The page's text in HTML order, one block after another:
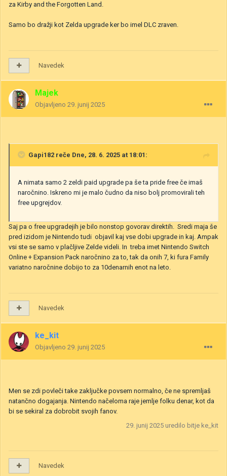
za Kirby and the Forgotten Land.
Samo bo dražji kot Zelda upgrade ker bo imel DLC zraven.
Navedek
Majek
Objavljeno 29. junij 2025
Gapi182 reče Dne, 28. 6. 2025 at 18:01:
A nimata samo 2 zeldi paid upgrade pa še ta pride free če imaš
naročnino. Iskreno mi je malo čudno da niso bolj promovirali teh
free upgrejdov.
Saj pa o free upgradejih je bilo nonstop govorav direktih. Sredi maja še
pred izidom je Nintendo tudi objavil kaj vse dobi upgrade in kaj. Ampak
vsi ste se samo v plačljive Zelde videli. In treba imet Nintendo Switch
Online + Expansion Pack naročnino za to, tak da onih 7, ki fura Family
variatno naročnine dobijo to za 10denarnih enot na leto.
Navedek
ke_kit
Objavljeno 29. junij 2025
Men se zdi povleči take zaključke povsem normalno, če ne spremljaš
natančno dogajanja. Nintendo načeloma raje jemlje folku denar, kot da
bi se sekiral za dobrobit svojih fanov.
29. junij 2025 uredilo bitje ke_kit
Navedek